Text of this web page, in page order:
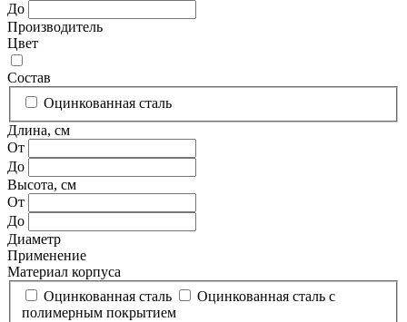
До
Производитель
Цвет
Состав
Оцинкованная сталь
Длина, см
От
До
Высота, см
От
До
Диаметр
Применение
Материал корпуса
Оцинкованная сталь
Оцинкованная сталь с
полимерным покрытием